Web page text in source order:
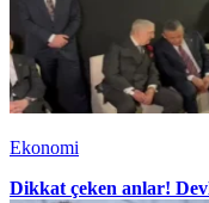
Ekonomi
Dikkat çeken anlar!